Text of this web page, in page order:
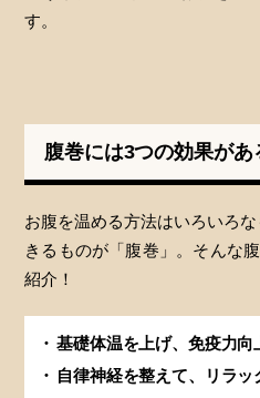
す。
腹巻には3つの効果があ
お腹を温める方法はいろいろ
きるものが「腹巻」。そんな
紹介！
基礎体温を上げ、免疫力向
自律神経を整えて、リラッ